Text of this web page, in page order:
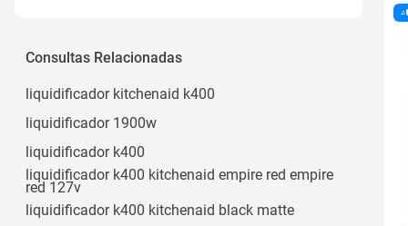
15
Consultas Relacionadas
liquidificador kitchenaid k400
liquidificador 1900w
liquidificador k400
liquidificador k400 kitchenaid empire red empire
red 127v
liquidificador k400 kitchenaid black matte